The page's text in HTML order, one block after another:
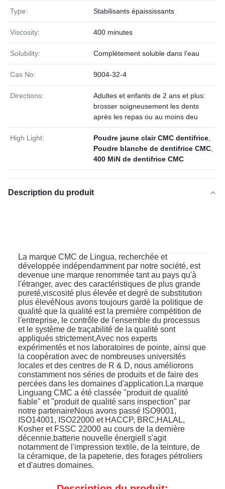
Type: Stabilisants épaississants
Viscosity: 400 minutes
Solubility: Complètement soluble dans l'eau
Cas No: 9004-32-4
Directions:
Adultes et enfants de 2 ans et plus:
brosser soigneusement les dents
après les repas ou au moins deu
High Light: Poudre jaune clair CMC dentifrice
Poudre blanche de dentifrice CMC
400 MiN de dentifrice CMC
Description du produit
La marque CMC de Lingua, recherchée et
développée indépendamment par notre société, est
devenue une marque renommée tant au pays qu'à
l'étranger, avec des caractéristiques de plus grande
pureté,viscosité plus élevée et degré de substitution
plus élevéNous avons toujours gardé la politique de
qualité que la qualité est la première compétition de
l'entreprise, le contrôle de l'ensemble du processus
et le système de traçabilité de la qualité sont
appliqués strictement,Avec nos experts
expérimentés et nos laboratoires de pointe, ainsi que
la coopération avec de nombreuses universités
locales et des centres de R & D, nous améliorons
constamment nos séries de produits et de faire des
percées dans les domaines d'application.La marque
Linguang CMC a été classée "produit de qualité
fiable" et "produit de qualité sans inspection" par
notre partenaireNous avons passé ISO9001,
ISO14001, ISO22000 et HACCP, BRC,HALAL,
Kosher et FSSC 22000 au cours de la dernière
décennie.batterie nouvelle énergieIl s'agit
notamment de l'impression textile, de la teinture, de
la céramique, de la papeterie, des forages pétroliers
et d'autres domaines.